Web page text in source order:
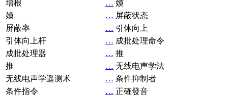
增根
… 嫫
嫫
… 屏蔽状态
屏蔽率
… 引体向上
引体向上杆
… 成批处理命令
成批处理器
… 推
推
… 无线电声学法
无线电声学遥测术
… 条件抑制者
条件指令
… 正確發音